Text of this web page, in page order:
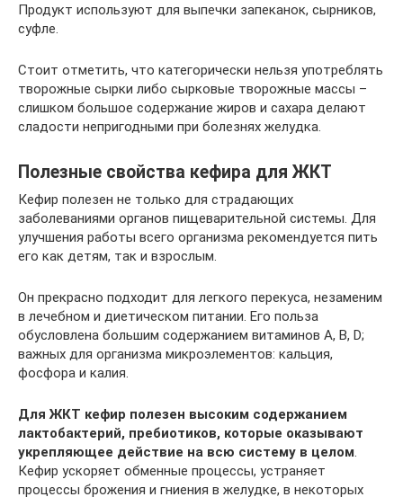
Продукт используют для выпечки запеканок, сырников,
суфле.
Стоит отметить, что категорически нельзя употреблять
творожные сырки либо сырковые творожные массы –
слишком большое содержание жиров и сахара делают
сладости непригодными при болезнях желудка.
Полезные свойства кефира для ЖКТ
Кефир полезен не только для страдающих
заболеваниями органов пищеварительной системы. Для
улучшения работы всего организма рекомендуется пить
его как детям, так и взрослым.
Он прекрасно подходит для легкого перекуса, незаменим
в лечебном и диетическом питании. Его польза
обусловлена большим содержанием витаминов А, В, D;
важных для организма микроэлементов: кальция,
фосфора и калия.
Для ЖКТ кефир полезен высоким содержанием
лактобактерий, пребиотиков, которые оказывают
укрепляющее действие на всю систему в целом
Кефир ускоряет обменные процессы, устраняет
процессы брожения и гниения в желудке, в некоторых